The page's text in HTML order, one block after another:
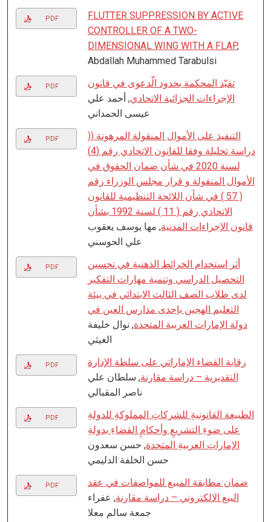
PDF
FLUTTER SUPPRESSION BY ACTIVE
CONTROLLER OF A TWO-
DIMENSIONAL WING WITH A FLAP,
Abdallah Muhammed Tarabulsi
PDF
تقيّد المحكمة بحدود الّدعوى في قانون
الإجراءات الجزائية الاتحادي, أحمد علي
عيسى الحمداني
PDF
التنفیذ على الأموال المنقولة المرھونة ((
دراسة تحلیلة وفقا للقانون الاتحادي رقم (4)
لسنة 2020 في شأن ضمان الحقوق في
الأموال المنقولة و قرار مجلس الوزراء رقم
( 57 ) في شأن اللائحة التنظیمیة للقانون
الاتحادي رقم ( 11 ) لسنة 1992 بشأن
قانون الإجراءات المدنیة, مھا یوسف یعقوب
علي الحوسني
PDF
أثر استخدام الخرائط الذھنیة في تحسین
التحصیل الدراسي وتنمیة مھارات التفكیر
لدى طلاب الصف الثالث الابتدائي في بیئة
التعلیم الھجین بإحدى مدارس العین في
دولة الإمارات العربیة المتحدة, نوال خلیفة
الغیثي
PDF
رقابة القضاء الإماراتي على سلطة الإدارة
التقدیریة – دراسة مقارنة, سلطان علي
ناصر المقبالي
PDF
الطبیعة القانونیةِ للشركاتِ المملوكةِ للدولةِ
على ضوءِ التشریعِ وأحكامِ القضاءِ بدولةِ
الإماراتِ العربیةِ المتحدة, حسن سعدون
حسن الخلفة الدلیمي
PDF
ضمان مطابقة المبيع للمواصفات في عقد
البيع الالكتروني – دراسة مقارنة, عفراء
جمعة سالم معلا